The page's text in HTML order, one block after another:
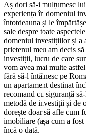
Aș dori să-i mulțumesc
experiența în domeniul
întotdeauna și le
sale despre toate
domeniul investițiilor și a
prietenul meu am decis
investiții, lucru de care
vom avea mai multe
fără să-l întâlnesc pe
un apartament destinat
recomand cu siguranță
metodă de investiții și de
dorește doar să afle cum
imobiliare (așa cum a
încă o dată.